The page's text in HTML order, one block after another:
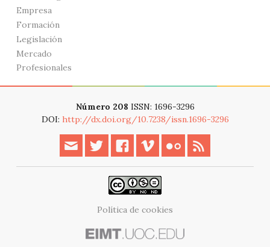
Empresa
Formación
Legislación
Mercado
Profesionales
Número 208 ISSN: 1696-3296
DOI: http://dx.doi.org/10.7238/issn.1696-3296
Política de cookies